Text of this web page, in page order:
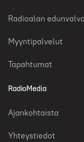
Radioalan
Myyntipalvelut
Tapahtumat
RadioMedia
Ajankohtaista
Yhteystiedot